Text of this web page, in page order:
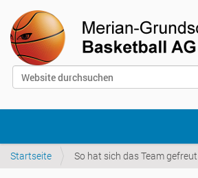
Website durchsuchen
k
Startseite So hat sich das Team gefreut